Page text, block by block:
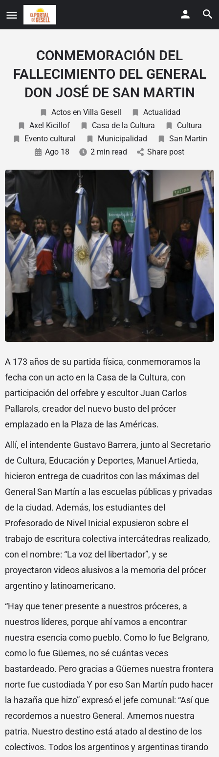
CONMEMORACIÓN DEL
FALLECIMIENTO DEL GENERAL
DON JOSÉ DE SAN MARTIN
Actos en Villa Gesell
Actualidad
Axel Kicillof
Casa de la Cultura
Cultura
Evento cultural
Municipalidad
San Martin
Ago 18
2 min read Share post
A 173 años de su partida física, conmemoramos la
fecha con un acto en la Casa de la Cultura, con
participación del orfebre y escultor Juan Carlos
Pallarols, creador del nuevo busto del prócer
emplazado en la Plaza de las Américas.
Allí, el intendente Gustavo Barrera, junto al Secretario
de Cultura, Educación y Deportes, Manuel Artieda,
hicieron entrega de cuadritos con las máximas del
General San Martín a las escuelas públicas y privadas
de la ciudad. Además, los estudiantes del
Profesorado de Nivel Inicial expusieron sobre el
trabajo de escritura colectiva intercátedras realizado,
con el nombre: “La voz del libertador”, y se
proyectaron videos alusivos a la memoria del prócer
argentino y latinoamericano.
“Hay que tener presente a nuestros próceres, a
nuestros líderes, porque ahí vamos a encontrar
nuestra esencia como pueblo. Como lo fue Belgrano,
como lo fue Güemes, no sé cuántas veces
bastardeado. Pero gracias a Güemes nuestra frontera
norte fue custodiada Y por eso San Martín pudo hacer
la hazaña que hizo” expresó el jefe comunal: “Así que
recordemos a nuestro General. Amemos nuestra
patria. Nuestro destino está atado al destino de los
colectivos. Todos los argentinos y argentinas tirando